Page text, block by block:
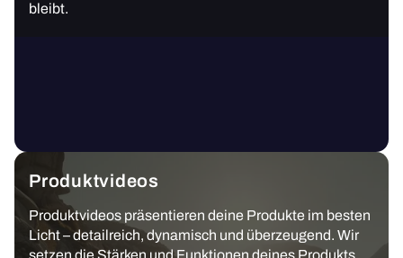
bleibt.
Produktvideos
Produktvideos präsentieren deine Produkte im besten
Licht – detailreich, dynamisch und überzeugend. Wir